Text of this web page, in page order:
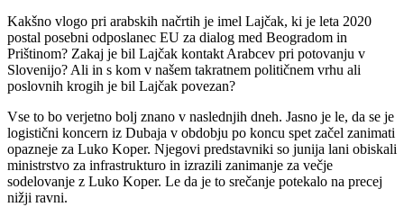
Kakšno vlogo pri arabskih načrtih je imel Lajčak, ki je leta 2020
postal posebni odposlanec EU za dialog med Beogradom in
Prištinom? Zakaj je bil Lajčak kontakt Arabcev pri potovanju v
Slovenijo? Ali in s kom v našem takratnem političnem vrhu ali
poslovnih krogih je bil Lajčak povezan?
Vse to bo verjetno bolj znano v naslednjih dneh. Jasno je le, da se je
logistični koncern iz Dubaja v obdobju po koncu spet začel zanimati
opazneje za Luko Koper. Njegovi predstavniki so junija lani obiskali
ministrstvo za infrastrukturo in izrazili zanimanje za večje
sodelovanje z Luko Koper. Le da je to srečanje potekalo na precej
nižji ravni.